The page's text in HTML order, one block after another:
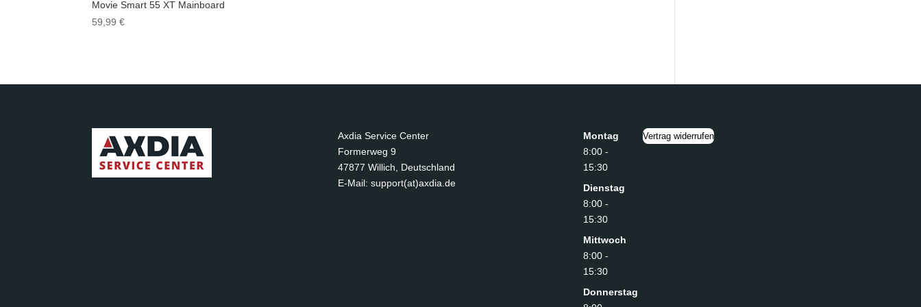
Movie Smart 55 XT Mainboard
59,99€
Axdia Service Center
Formerweg 9
47877 Willich
Deutschland
E-Mail: support(at)axdia.de
Montag
8:00 -
15:30
Dienstag
8:00 -
15:30
Mittwoch
8:00 -
15:30
Donnerstag
Vertrag widerrufen